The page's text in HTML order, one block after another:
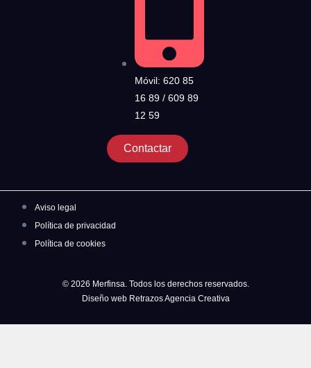
Móvil: 620 85
16 89 / 609 89
12 59
Contactar
Aviso legal
Política de privacidad
Política de cookies
© 2026 Merfinsa. Todos los derechos reservados.
Diseño web Retrazos Agencia Creativa